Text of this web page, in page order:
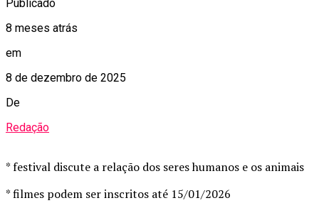
Publicado
8 meses atrás
em
8 de dezembro de 2025
De
Redação
* festival discute a relação dos seres humanos e os animais
* filmes podem ser inscritos até 15/01/2026